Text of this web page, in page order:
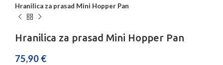
Hranilica za prasad Mini Hopper Pan
Hranilica za prasad Mini Hopper Pan
75,90 €